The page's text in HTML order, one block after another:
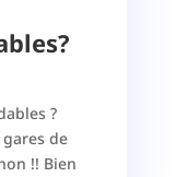
?
de
!! Bien